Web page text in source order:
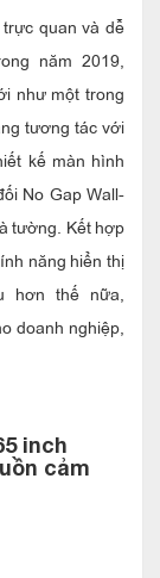
quan và dễ
năm 2019,
như một trong
tương tác với
kế màn hình
No Gap Wall-
tường. Kết hợp
năng hiển thị
hơn thế nữa,
doanh nghiệp,
inch
cảm
dạng kỹ thuật
kích cỡ màn